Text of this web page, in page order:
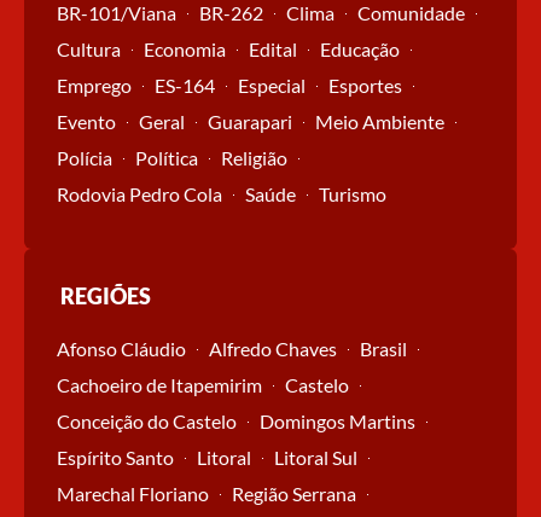
BR-101/Viana
BR-262 Clima
Comunidade
Cultura
Economia Edital
Educação
Emprego
ES-164 Especial
Esportes
Evento
Geral Guarapari
Meio Ambiente
Polícia
Política
Religião
Rodovia Pedro Cola
Saúde Turismo
REGIÕES
Afonso Cláudio Alfredo Chaves
Brasil
Cachoeiro de Itapemirim
Castelo
Conceição do Castelo
Domingos Martins
Espírito Santo
Litoral
Litoral Sul
Marechal Floriano
Região Serrana